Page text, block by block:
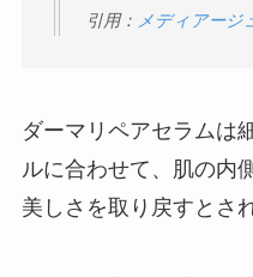
引用： メディアージ
ダーマリペアセラムは
ルに合わせて、肌の内
美しさを取り戻すとさ